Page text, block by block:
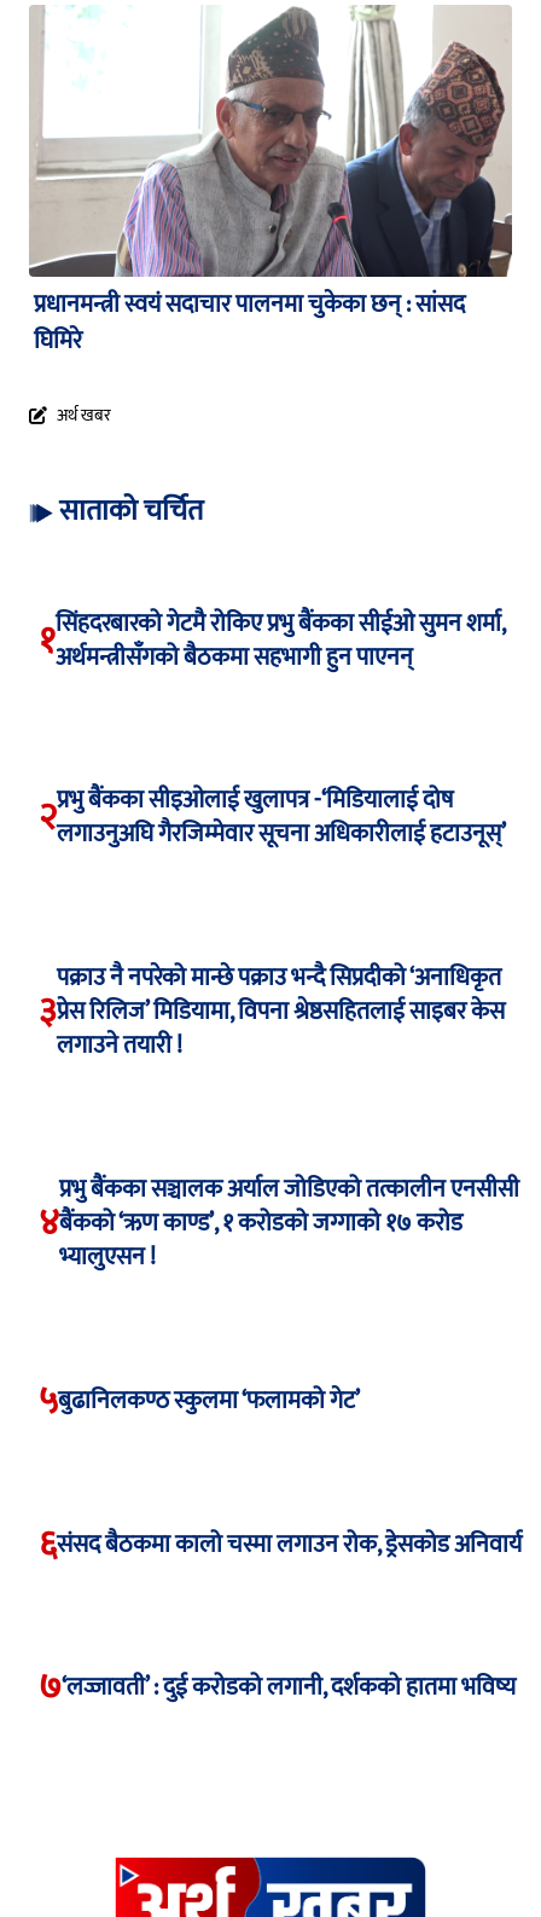
प्रधानमन्त्री स्वयं सदाचार पालनमा चुकेका छन् : सांसद
घिमिरे
अर्थ खबर
साताको चर्चित
१सिंहदरबारको गेटमै रोकिए प्रभु बैंकका सीईओ सुमन शर्मा,
अर्थमन्त्रीसँगको बैठकमा सहभागी हुन पाएनन्
२प्रभु बैंकका सीइओलाई खुलापत्र -‘मिडियालाई दोष
लगाउनुअघि गैरजिम्मेवार सूचना अधिकारीलाई हटाउनूस्’
३
पक्राउ नै नपरेको मान्छे पक्राउ भन्दै सिप्रदीको ‘अनाधिकृत
प्रेस रिलिज’ मिडियामा, विपना श्रेष्ठसहितलाई साइबर केस
लगाउने तयारी !
४
प्रभु बैंकका सञ्चालक अर्याल जोडिएको तत्कालीन एनसीसी
बैंकको ‘ऋण काण्ड’, १ करोडको जग्गाको १७ करोड
भ्यालुएसन !
५बुढानिलकण्ठ स्कुलमा ‘फलामको गेट’
६संसद बैठकमा कालो चस्मा लगाउन रोक, ड्रेसकोड अनिवार्य
७‘लज्जावती’ : दुई करोडको लगानी, दर्शकको हातमा भविष्य